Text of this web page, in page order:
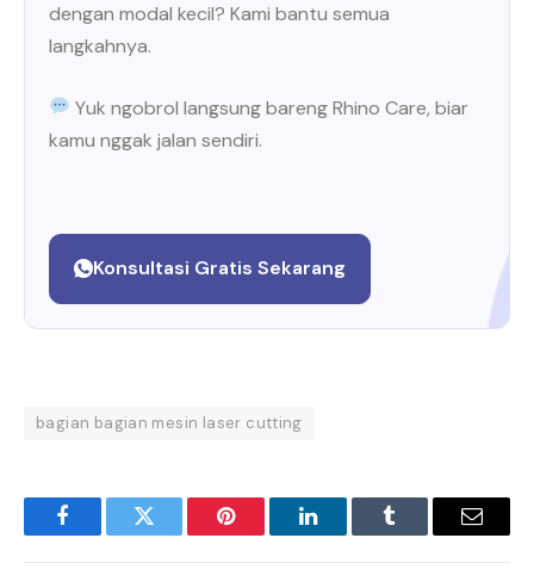
dengan modal kecil? Kami bantu semua
langkahnya.
Yuk ngobrol langsung bareng Rhino Care, biar
kamu nggak jalan sendiri.
Konsultasi Gratis Sekarang
bagian bagian mesin laser cutting
FacebookTwitter Pinterest LinkedInTumblr Email